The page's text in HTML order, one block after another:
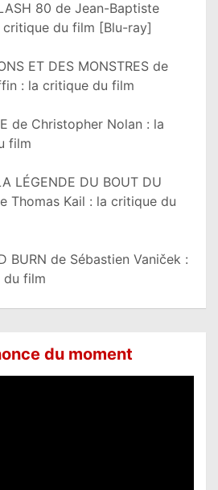
80 de Jean-Baptiste
critique du film [Blu-ray]
ET DES MONSTRES de
: la critique du film
de Christopher Nolan : la
film
LÉGENDE DU BOUT DU
Thomas Kail : la critique du
BURN de Sébastien Vaniček :
du film
du moment